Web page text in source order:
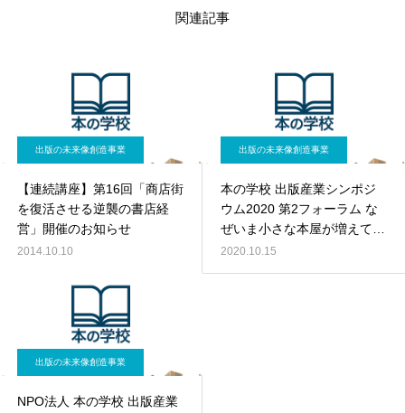
関連記事
出版の未来像創造事業
【連続講座】第16回「商店街
を復活させる逆襲の書店経
営」開催のお知らせ
2014.10.10
出版の未来像創造事業
本の学校 出版産業シンポジ
ウム2020 第2フォーラム な
ぜいま小さな本屋が増えてい
るのか
2020.10.15
出版の未来像創造事業
NPO法人 本の学校 出版産業